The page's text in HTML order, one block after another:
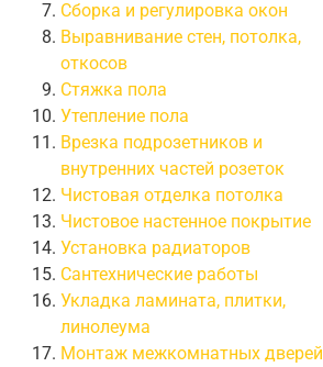
Сборка и регулировка окон
Выравнивание стен, потолка,
откосов
Стяжка пола
Утепление пола
Врезка подрозетников и
внутренних частей розеток
Чистовая отделка потолка
Чистовое настенное покрытие
Установка радиаторов
Сантехнические работы
Укладка ламината, плитки,
линолеума
Монтаж межкомнатных дверей